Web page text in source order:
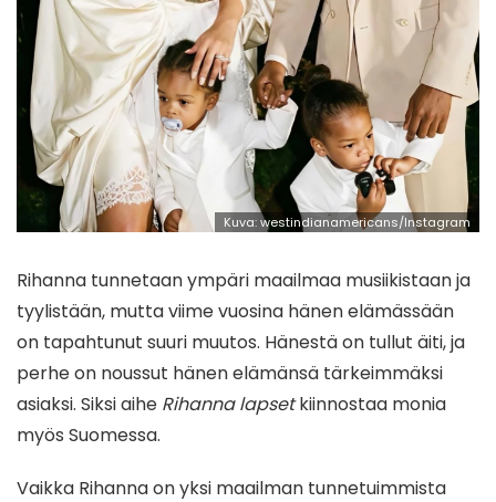
Kuva: westindianamericans/Instagram
Rihanna tunnetaan ympäri maailmaa musiikistaan ja
tyylistään, mutta viime vuosina hänen elämässään
on tapahtunut suuri muutos. Hänestä on tullut äiti, ja
perhe on noussut hänen elämänsä tärkeimmäksi
asiaksi. Siksi aihe Rihanna lapsetkiinnostaa monia
myös Suomessa.
Vaikka Rihanna on yksi maailman tunnetuimmista